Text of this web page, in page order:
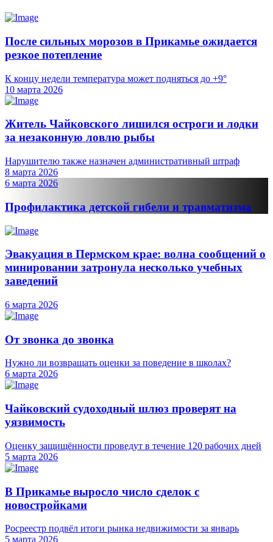
После сильных морозов в Прикамье ожидается
резкое потепление
К концу недели температура может подняться до +9°
10 марта 2026
Житель Чайковского лишился остроги и лодки
за незаконную ловлю рыбы
Нарушителю также назначен административный штраф
8 марта 2026
6 марта 2026
Профилактика детской гибели и травматизма
Эвакуация в Пермском крае: волна сообщений о
минировании затронула несколько учебных
заведений
6 марта 2026
От звонка до звонка
Нужно ли возвращать оценки за поведение в школах?
6 марта 2026
Чайковский судоходный шлюз проверят на
уязвимость
Оценку защищённости проведут в течение 120 рабочих дней
5 марта 2026
В Прикамье выросло число сделок с
новостройками
Росреестр подвёл итоги рынка недвижимости за январь
5 марта 2026